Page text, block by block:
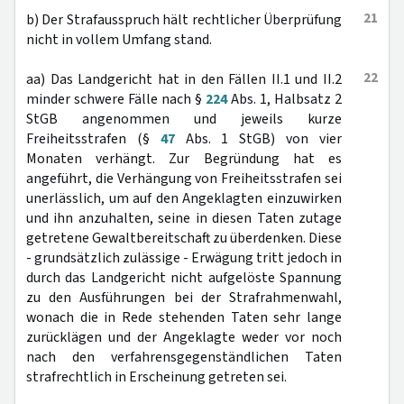
21
b) Der Strafausspruch hält rechtlicher Überprüfung
nicht in vollem Umfang stand.
22
aa) Das Landgericht hat in den Fällen II.1 und II.2
minder schwere Fälle nach § 224Abs. 1, Halbsatz 2
StGB angenommen und jeweils kurze
Freiheitsstrafen (§ 47Abs. 1 StGB) von vier
Monaten verhängt. Zur Begründung hat es
angeführt, die Verhängung von Freiheitsstrafen sei
unerlässlich, um auf den Angeklagten einzuwirken
und ihn anzuhalten, seine in diesen Taten zutage
getretene Gewaltbereitschaft zu überdenken. Diese
- grundsätzlich zulässige - Erwägung tritt jedoch in
durch das Landgericht nicht aufgelöste Spannung
zu den Ausführungen bei der Strafrahmenwahl,
wonach die in Rede stehenden Taten sehr lange
zurücklägen und der Angeklagte weder vor noch
nach den verfahrensgegenständlichen Taten
strafrechtlich in Erscheinung getreten sei.